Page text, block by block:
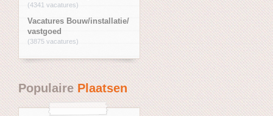
(4341 vacatures)
Vacatures Bouw/installatie/
vastgoed
(3875 vacatures)
PopulairePlaatsen